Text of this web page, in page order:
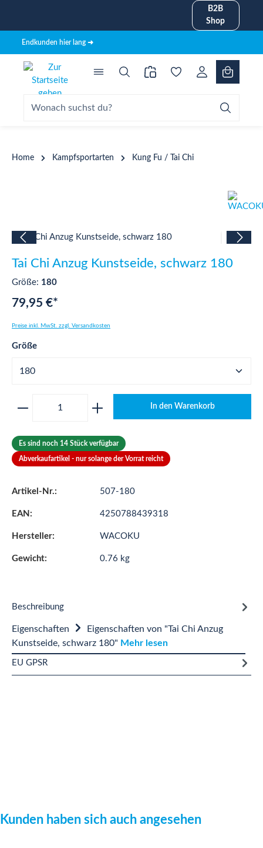
B2B
Shop
Endkunden hier lang ➜
Home Kampfsportarten Kung Fu / Tai Chi
Bildergalerie überspringen
Tai Chi Anzug Kunstseide, schwarz 180
Größe: 180
79,95 €*
Preise inkl. MwSt. zzgl. Versandkosten
Größeauswählen
Produkt Anzahl: Gib den gewünschten
In den Warenkorb
Es sind noch 14 Stück verfügbar
Abverkaufartikel - nur solange der Vorrat reicht
Artikel-Nr.: 507-180
EAN: 4250788439318
Hersteller: WACOKU
Gewicht: 0.76 kg
Beschreibung
Eigenschaften
Eigenschaften von "Tai Chi Anzug
Kunstseide, schwarz 180" Mehr lesen
EU GPSR
Produktgalerie überspringen
Kunden haben sich auch angesehen